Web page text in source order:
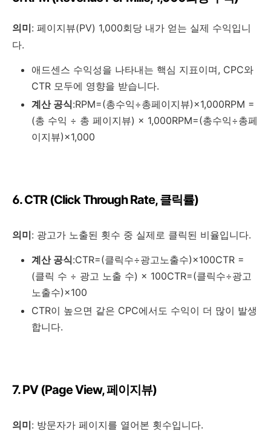
의미: 페이지뷰(PV) 1,000회당 내가 얻는 실제 수익입니
다.
애드센스 수익성을 나타내는 핵심 지표이며, CPC와
CTR 모두에 영향을 받습니다.
계산 공식:RPM=(총수익÷총페이지뷰)×1,000RPM =
(총 수익 ÷ 총 페이지뷰) × 1,000RPM=(총수익÷총페
이지뷰)×1,000
6. CTR (Click Through Rate, 클릭률)
의미: 광고가 노출된 횟수 중 실제로 클릭된 비율입니다.
계산 공식:CTR=(클릭수÷광고노출수)×100CTR =
(클릭 수 ÷ 광고 노출 수) × 100CTR=(클릭수÷광고
노출수)×100
CTR이 높으면 같은 CPC에서도 수익이 더 많이 발생
합니다.
7. PV (Page View, 페이지뷰)
의미: 방문자가 페이지를 열어본 횟수입니다.